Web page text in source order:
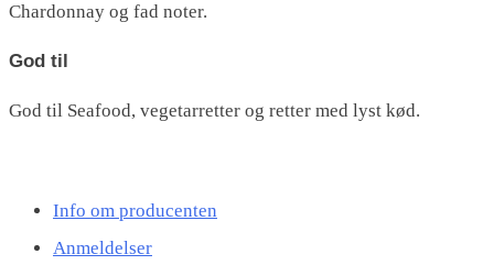
Chardonnay og fad noter.
God til
God til Seafood, vegetarretter og retter med lyst kød.
Info om producenten
Anmeldelser